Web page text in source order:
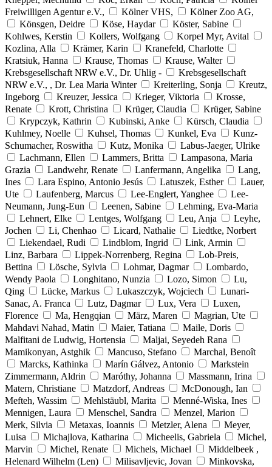
Freiwilligen Agentur e.V.,
Kölner VHS,
Kölner Zoo AG,
Könsgen, Deidre
Köse, Haydar
Köster, Sabine
Kohlwes, Kerstin
Kollers, Wolfgang
Korpel Myr, Avital
Kozlina, Alla
Krämer, Karin
Kranefeld, Charlotte
Kratsiuk, Hanna
Krause, Thomas
Krause, Walter
Krebsgesellschaft NRW e.V., Dr. Uhlig -
Krebsgesellschaft
NRW e.V., , Dr. Lea Maria Winter
Kreiterling, Sonja
Kreutz,
Ingeborg
Kreuzer, Jessica Krieger, Viktoria
Krosse,
Renate
Krott, Christina Krüger, Claudia
Krüger, Sabine
Krypczyk, Kathrin
Kubinski, Anke
Kürsch, Claudia
Kuhlmey, Noelle
Kuhsel, Thomas Kunkel, Eva
Kunz-
Schumacher, Roswitha
Kutz, Monika
Labus-Jaeger, Ulrike
Lachmann, Ellen
Lammers, Britta
Lampasona, Maria
Grazia
Landwehr, Renate Lanfermann, Angelika
Lang,
Ines
Lara Espino, Antonio Jesús Latuszek, Esther
Lauer,
Ute
Laufenberg, Marcus Lee-Englert, Yanghee
Lee-
Neumann, Jung-Eun
Leenen, Sabine
Lehming, Eva-Maria
Lehnert, Elke
Lentges, Wolfgang Leu, Anja
Leyhe,
Jochen
Li, Chenhao Licard, Nathalie
Liedtke, Norbert
Liekendael, Rudi
Lindblom, Ingrid
Link, Armin
Linz, Barbara
Lippek-Norrenberg, Regina
Lob-Preis,
Bettina
Lösche, Sylvia Lohmar, Dagmar
Lombardo,
Wendy Paola
Longhitano, Nunzia Lozo, Simon
Lu,
Qing
Lücke, Markus Lukaszczyk, Wojciech
Lunari-
Sanac, A. Franca
Lutz, Dagmar Lux, Vera
Luxen,
Florence
Ma, Hengqian März, Maren
Magrian, Ute
Mahdavi Nahad, Matin
Maier, Tatiana
Maile, Doris
Malfitani de Ludwig, Hortensia
Maljai, Seyedeh Rana
Mamikonyan, Astghik
Mancuso, Stefano
Marchal, Benoît
Marcks, Kathinka
Marín Gálvez, Antonio
Markstein
Zimmermann, Aldrin
Maróthy, Johanna
Massmann, Irina
Matern, Christiane
Matzdorf, Andreas
McDonough, Ian
Mefteh, Wassim
Mehlstäubl, Marita
Menné-Wiska, Ines
Mennigen, Laura
Menschel, Sandra
Menzel, Marion
Merk, Silvia
Metaxas, Ioannis Metzler, Alena
Meyer,
Luisa
Michajlova, Katharina Micheelis, Gabriela
Michel,
Marvin
Michel, Renate Michels, Michael
Middelbeek ,
Helenard Wilhelm (Len)
Milisavljevic, Jovan
Minkovska,